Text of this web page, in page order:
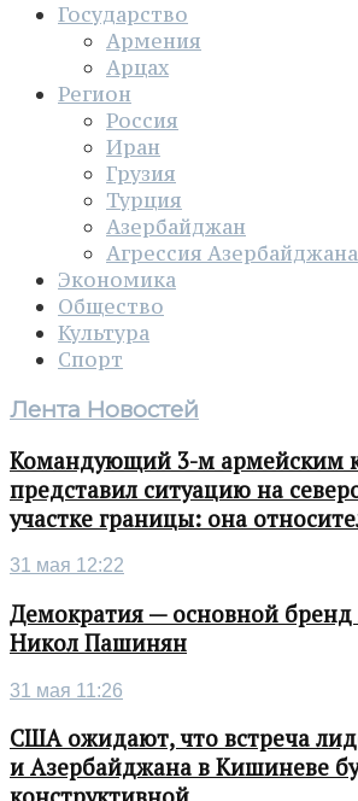
Государство
Армения
Арцах
Регион
Россия
Иран
Грузия
Турция
Азербайджан
Агрессия Азербайджана
Экономика
Общество
Культура
Спорт
Лента Новостей
Командующий 3-м армейским
представил ситуацию на
участке границы: она
31 мая 12:22
Демократия — основной
Никол Пашинян
31 мая 11:26
США ожидают, что встреча
и Азербайджана в Кишиневе